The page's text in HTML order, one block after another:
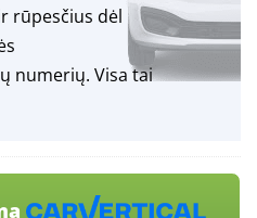
rūpesčius dėl
numerių. Visa tai